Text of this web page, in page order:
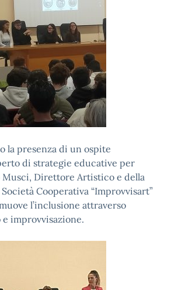
la presenza di un ospite
di strategie educative per
Musci, Direttore Artistico e della
Cooperativa “Improvvisart”
l’inclusione attraverso
improvvisazione.